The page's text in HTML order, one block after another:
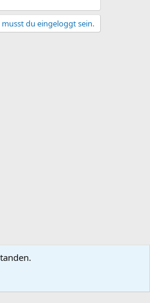
du eingeloggt sein.
Hilfe